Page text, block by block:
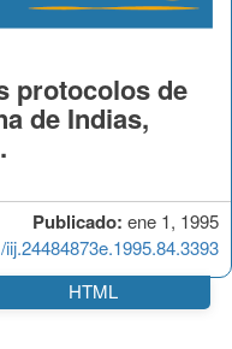
Publicado: ene 1, 1995
protocolos de
de Indias,
HTML